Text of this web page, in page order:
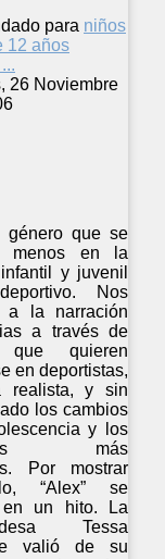
para niños
12 años
26 Noviembre
género que se
menos en la
y juvenil
Nos
a la narración
a través de
que quieren
en deportistas,
realista, y sin
los cambios
y los
más
Por mostrar
“Alex” se
en un hito. La
Tessa
valió de su